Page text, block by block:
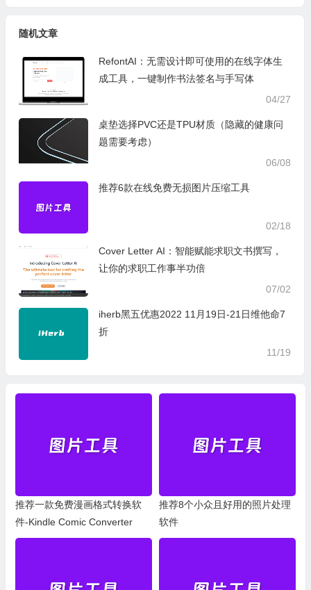
随机文章
RefontAI：无需设计即可使用的在线字体生
成工具，一键制作书法签名与手写体
04/27
桌垫选择PVC还是TPU材质（隐藏的健康问
题需要考虑）
06/08
推荐6款在线免费无损图片压缩工具
02/18
Cover Letter AI：智能赋能求职文书撰写，
让你的求职工作事半功倍
07/02
iherb黑五优惠2022 11月19日-21日维他命7
折
11/19
推荐一款免费漫画格式转换软
件-Kindle Comic Converter
推荐8个小众且好用的照片处理
软件